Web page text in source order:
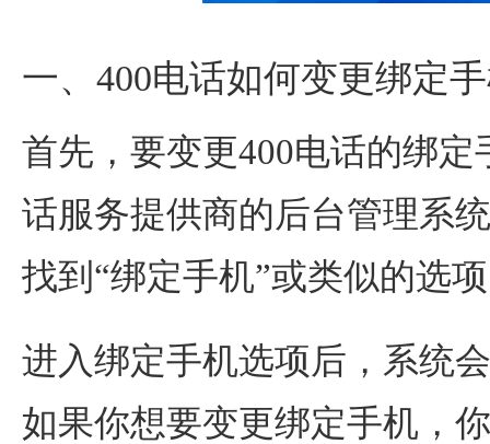
一、400电话如何变更绑定
首先，要变更400电话的绑
话服务提供商的后台管理系
找到“绑定手机”或类似的选
进入绑定手机选项后，系统
如果你想要变更绑定手机，